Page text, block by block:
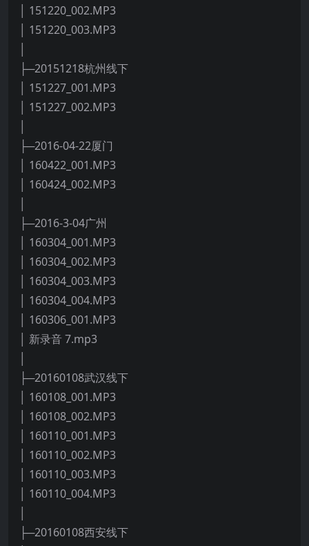
│ 151220_002.MP3
│ 151220_003.MP3
├─20151218杭州线下
│ 151227_001.MP3
│ 151227_002.MP3
├─2016-04-22厦门
│ 160422_001.MP3
│ 160424_002.MP3
├─2016-3-04广州
│ 160304_001.MP3
│ 160304_002.MP3
│ 160304_003.MP3
│ 160304_004.MP3
│ 160306_001.MP3
│ 新录音 7.mp3
├─20160108武汉线下
│ 160108_001.MP3
│ 160108_002.MP3
│ 160110_001.MP3
│ 160110_002.MP3
│ 160110_003.MP3
│ 160110_004.MP3
├─20160108西安线下